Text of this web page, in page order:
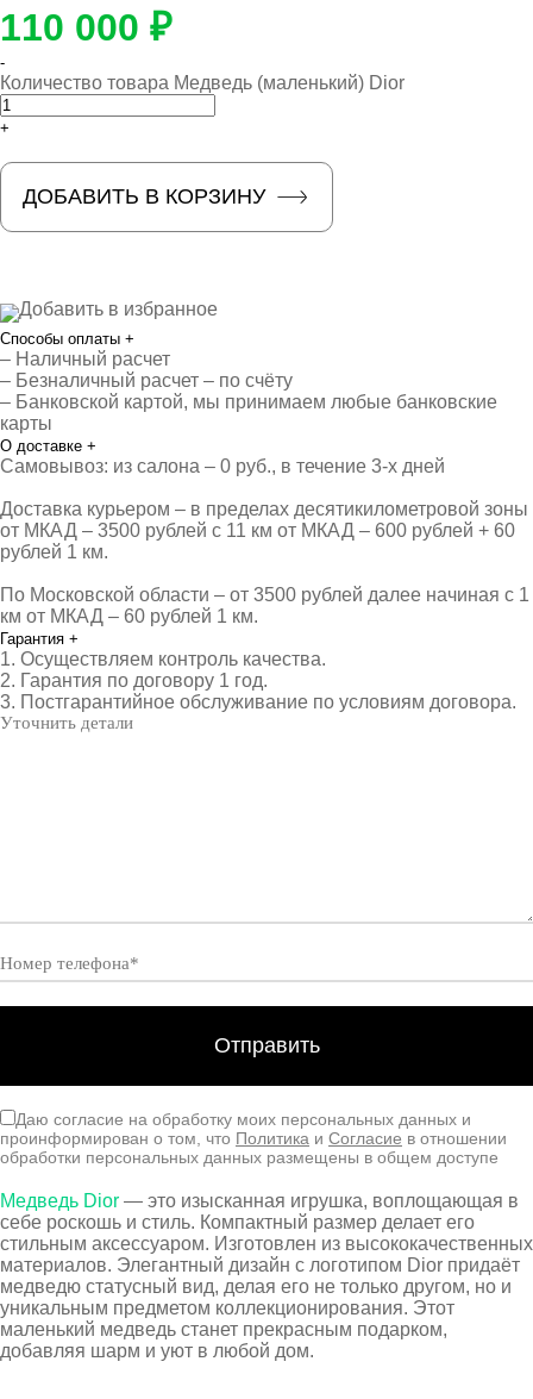
110 000 ₽
-
Количество товара Медведь (маленький) Dior
+
ДОБАВИТЬ В КОРЗИНУ
Добавить в избранное
Способы оплаты +
– Наличный расчет
– Безналичный расчет – по счёту
– Банковской картой, мы принимаем любые банковские
карты
О доставке +
Самовывоз: из салона – 0 руб., в течение 3-х дней
Доставка курьером – в пределах десятикилометровой зоны
от МКАД – 3500 рублей с 11 км от МКАД – 600 рублей + 60
рублей 1 км.
По Московской области – от 3500 рублей далее начиная с 1
км от МКАД – 60 рублей 1 км.
Гарантия +
1. Осуществляем контроль качества.
2. Гарантия по договору 1 год.
3. Постгарантийное обслуживание по условиям договора.
Даю согласие на обработку моих персональных данных и
проинформирован о том, что Политика и Согласие в отношении
обработки персональных данных размещены в общем доступе
Медведь Dior — это изысканная игрушка, воплощающая в
себе роскошь и стиль. Компактный размер делает его
стильным аксессуаром. Изготовлен из высококачественных
материалов. Элегантный дизайн с логотипом Dior придаёт
медведю статусный вид, делая его не только другом, но и
уникальным предметом коллекционирования. Этот
маленький медведь станет прекрасным подарком,
добавляя шарм и уют в любой дом.